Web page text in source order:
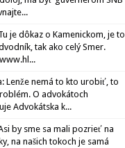
je dôkaz o Kamenickom, je to
tak ako celý Smer.
Lenže nemá to kto urobiť, to
O advokátoch
Advokátska k...
by sme sa mali pozrieť na
na našich tokoch je samá